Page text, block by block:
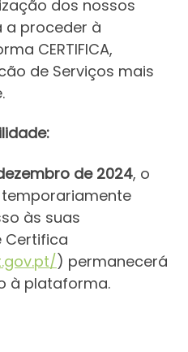
dos nossos
a proceder à
CERTIFICA,
de Serviços mais
de 2024, o
às suas
Certifica
) permanecerá
à plataforma.